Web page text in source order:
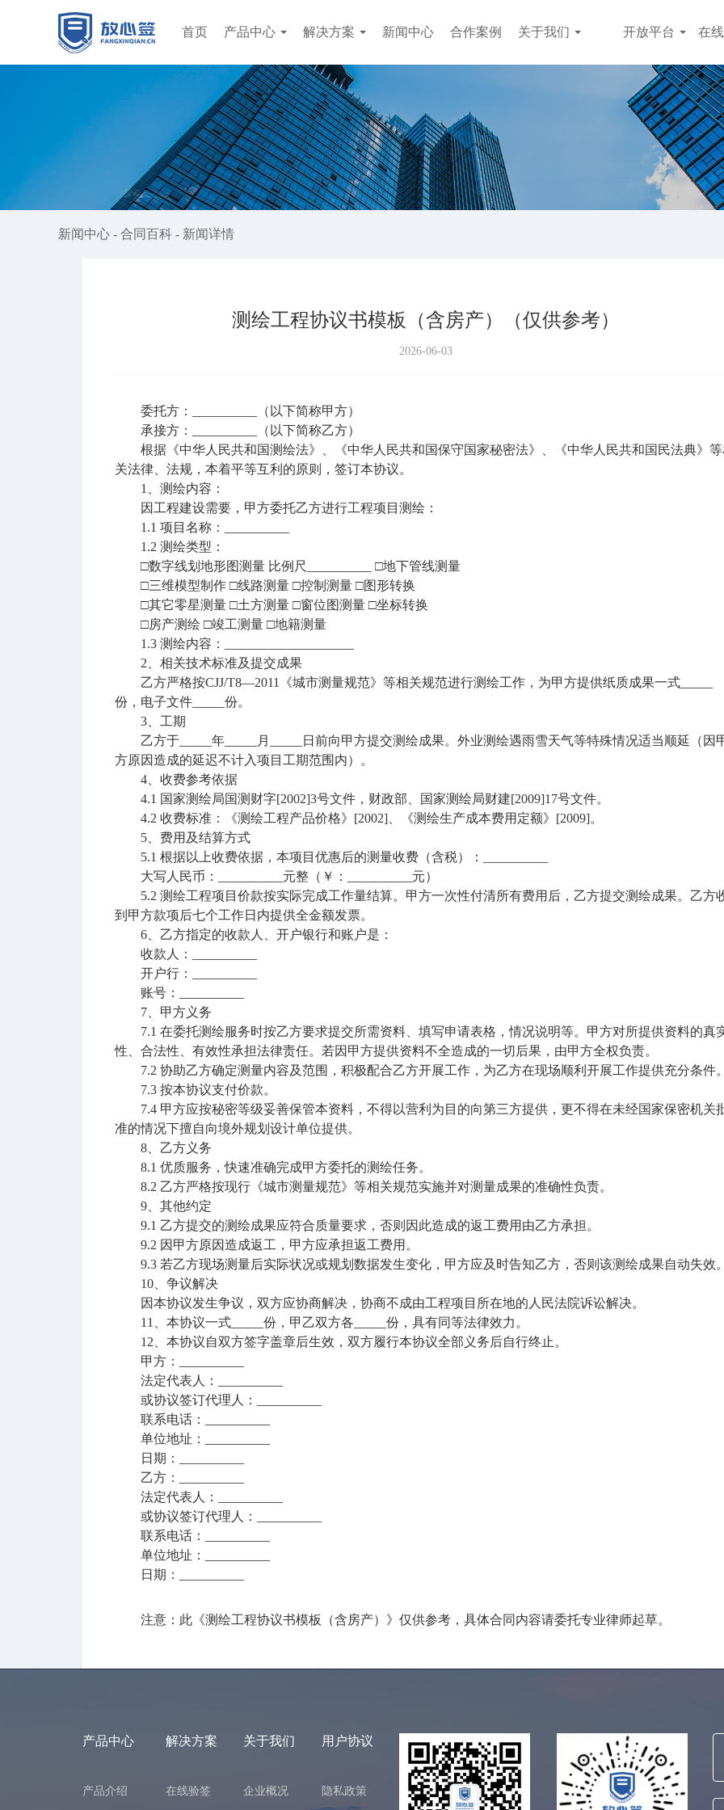
首页 产品中心 解决方案 新闻中心 合作案例 关于我们 开放平台 在
新闻中心 - 合同百科 - 新闻详情
测绘工程协议书模板（含房产）（仅供参考）
2026-06-03
委托方：__________（以下简称甲方）
承接方：__________（以下简称乙方）
根据《中华人民共和国测绘法》、《中华人民共和国保守国家秘密法》、《中华人民共和国民法典》
关法律、法规，本着平等互利的原则，签订本协议。
1、测绘内容：
因工程建设需要，甲方委托乙方进行工程项目测绘：
1.1 项目名称：__________
1.2 测绘类型：
□数字线划地形图测量 比例尺__________ □地下管线测量
□三维模型制作 □线路测量 □控制测量 □图形转换
□其它零星测量 □土方测量 □窗位图测量 □坐标转换
□房产测绘 □竣工测量 □地籍测量
1.3 测绘内容：____________________
2、相关技术标准及提交成果
乙方严格按CJJ/T8—2011《城市测量规范》等相关规范进行测绘工作，为甲方提供纸质成果一式_____
份，电子文件_____份。
3、工期
乙方于_____年_____月_____日前向甲方提交测绘成果。外业测绘遇雨雪天气等特殊情况适当顺延（因
方原因造成的延迟不计入项目工期范围内）。
4、收费参考依据
4.1 国家测绘局国测财字[2002]3号文件，财政部、国家测绘局财建[2009]17号文件。
4.2 收费标准：《测绘工程产品价格》 [2002] 、《测绘生产成本费用定额》 [2009]。
5、费用及结算方式
5.1 根据以上收费依据，本项目优惠后的测量收费（含税）：__________
大写人民币：__________元整（￥：__________元）
5.2 测绘工程项目价款按实际完成工作量结算。甲方一次性付清所有费用后，乙方提交测绘成果。乙方
到甲方款项后七个工作日内提供全金额发票。
6、乙方指定的收款人、开户银行和账户是：
收款人：__________
开户行：__________
账号：__________
7、甲方义务
7.1 在委托测绘服务时按乙方要求提交所需资料、填写申请表格，情况说明等。甲方对所提供资料的真
性、合法性、有效性承担法律责任。若因甲方提供资料不全造成的一切后果，由甲方全权负责。
7.2 协助乙方确定测量内容及范围，积极配合乙方开展工作，为乙方在现场顺利开展工作提供充分条件
7.3 按本协议支付价款。
7.4 甲方应按秘密等级妥善保管本资料，不得以营利为目的向第三方提供，更不得在未经国家保密机关
准的情况下擅自向境外规划设计单位提供。
8、乙方义务
8.1 优质服务，快速准确完成甲方委托的测绘任务。
8.2 乙方严格按现行《城市测量规范》等相关规范实施并对测量成果的准确性负责。
9、其他约定
9.1 乙方提交的测绘成果应符合质量要求，否则因此造成的返工费用由乙方承担。
9.2 因甲方原因造成返工，甲方应承担返工费用。
9.3 若乙方现场测量后实际状况或规划数据发生变化，甲方应及时告知乙方，否则该测绘成果自动失效
10、争议解决
因本协议发生争议，双方应协商解决，协商不成由工程项目所在地的人民法院诉讼解决。
11、本协议一式_____份，甲乙双方各_____份，具有同等法律效力。
12、本协议自双方签字盖章后生效，双方履行本协议全部义务后自行终止。
甲方：__________
法定代表人：__________
或协议签订代理人：__________
联系电话：__________
单位地址：__________
日期：__________
乙方：__________
法定代表人：__________
或协议签订代理人：__________
联系电话：__________
单位地址：__________
日期：__________
注意：此《测绘工程协议书模板（含房产）》仅供参考，具体合同内容请委托专业律师起草。
产品中心
产品介绍
解决方案
在线验签
关于我们
企业概况
用户协议
隐私政策